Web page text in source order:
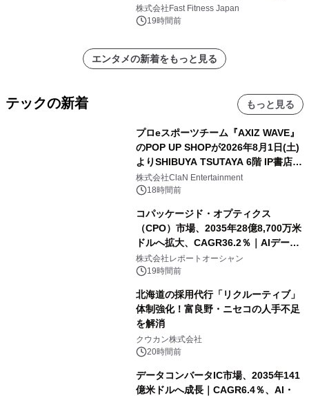
中無休のフィットネスジム＞
株式会社Fast Fitness Japan
19時間前
エンタメの新着をもっと見る
テックの新着 もっと見る
プロeスポーツチーム『AXIZ WAVE』
のPOP UP SHOPが2026年8月1日(土)
よりSHIBUYA TSUTAYA 6階 IP書店で
開催決定！！
株式会社ClaN Entertainment
18時間前
コパッケージド・オプティクス
（CPO）市場、2035年28億8,700万米
ドルへ拡大、CAGR36.2％｜AIデータ
センター・高速光通信需要が成長を加
速
株式会社レポートオーシャン
19時間前
北海道の採用代行「リクルーティブ」
体制強化！富良野・ニセコの人手不足
を解消
クウカン株式会社
20時間前
データコンバータIC市場、2035年141
億米ドルへ成長｜CAGR6.4％、AI・